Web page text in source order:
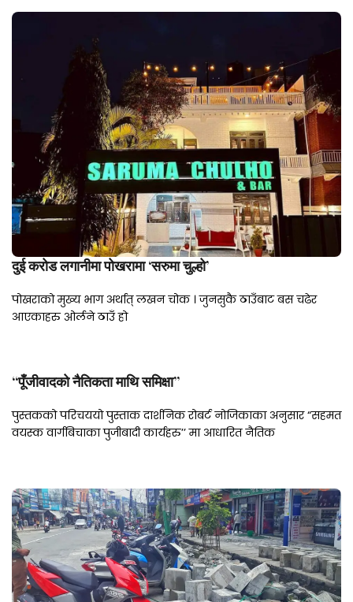
दुई करोड लगानीमा पोखरामा ‘सरुमा चुल्हो’
पोखराको मुख्य भाग अर्थात् लखन चोक । जुनसुकै ठाउँबाट बस चढेर
आएकाहरु ओर्लने ठाउँ हो
“पूँजीवादको नैतिकता माथि समिक्षा”
पुस्तकको परिचययो पुस्ताक दार्शनिक रोबर्ट नोजिकाका अनुसार “सहमत
वयस्क वार्गबिचाका पुजीबादी कार्यहरु’’ मा आधारित नैतिक